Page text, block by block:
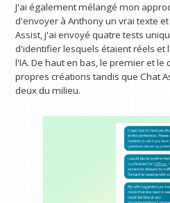
J'ai également mélangé mon
d'envoyer à Anthony un vrai texte
Assist, j'ai envoyé quatre tests
d'identifier lesquels étaient réels et
l'IA. De haut en bas, le premier et
propres créations tandis que Chat
deux du milieu.